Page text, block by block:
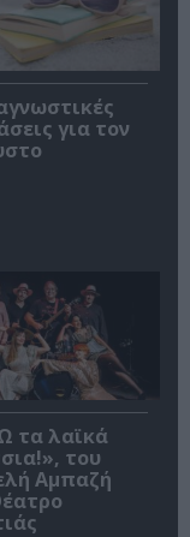
για τον
τα λαϊκά
του
Αμπαζή